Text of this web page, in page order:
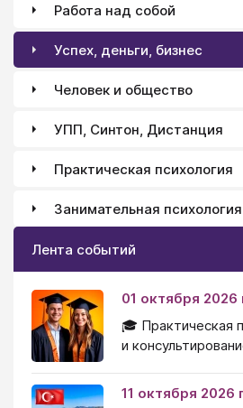
Работа над собой
Успех, деньги, бизнес
Человек и общество
УПП, Синтон, Дистанция
Практическая психология
Занимательная психология
Лента событий
01 октября 2026
🎓 Практическая
и
11 октября 2026